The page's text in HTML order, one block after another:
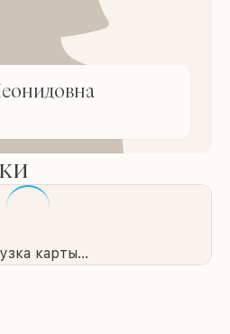
карты...